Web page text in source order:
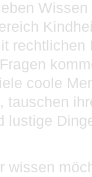
rechtlichen
coole
tauschen
lustige
wissen